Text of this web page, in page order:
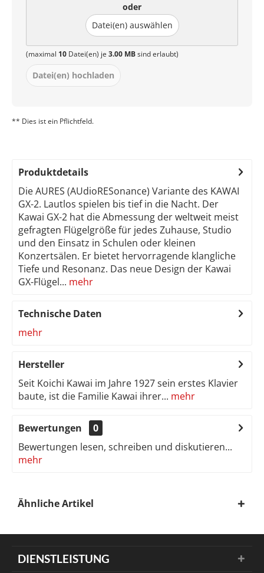
oder
Datei(en) auswählen
(maximal 10 Datei(en) je 3.00 MBsind erlaubt)
Datei(en) hochladen
** Dies ist ein Pflichtfeld.
Produktdetails
Die AURES (AUdioRESonance) Variante des KAWAI
GX-2. Lautlos spielen bis tief in die Nacht. Der
Kawai GX-2 hat die Abmessung der weltweit meist
gefragten Flügelgröße für jedes Zuhause, Studio
und den Einsatz in Schulen oder kleinen
Konzertsälen. Er bietet hervorragende klangliche
Tiefe und Resonanz. Das neue Design der Kawai
GX-Flügel... mehr
Technische Daten
mehr
Hersteller
Seit Koichi Kawai im Jahre 1927 sein erstes Klavier
baute, ist die Familie Kawai ihrer... mehr
Bewertungen
0
Bewertungen lesen, schreiben und diskutieren...
mehr
Ähnliche Artikel
DIENSTLEISTUNG